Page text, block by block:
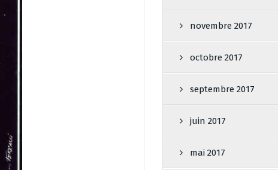
novembre 2017
octobre 2017
septembre 2017
juin 2017
mai 2017